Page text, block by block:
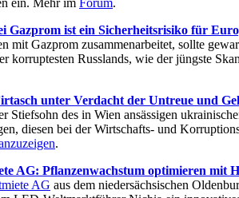
ein. Mehr im Forum.
Gazprom ist ein Sicherheitsrisiko für
mit Gazprom zusammenarbeitet, sollte
korruptesten Russlands, wie der jüngste
unter Verdacht der Untreue und
Stiefsohn des in Wien ansässigen
diesen bei der Wirtschafts- und
.
AG: Pflanzenwachstum optimieren mit
AG aus dem niedersächsischen